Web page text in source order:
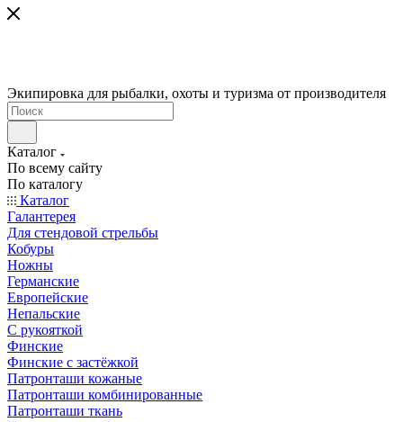
Экипировка для рыбалки, охоты и туризма от производителя
Каталог
По всему сайту
По каталогу
Каталог
Галантерея
Для стендовой стрельбы
Кобуры
Ножны
Германские
Европейские
Непальские
С рукояткой
Финские
Финские с застёжкой
Патронташи кожаные
Патронташи комбинированные
Патронташи ткань